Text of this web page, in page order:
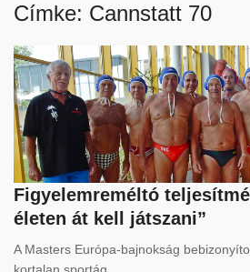
Címke: Cannstatt 70
Figyelemreméltó
életen át kell játszani”
A Masters Európa-bajnokság